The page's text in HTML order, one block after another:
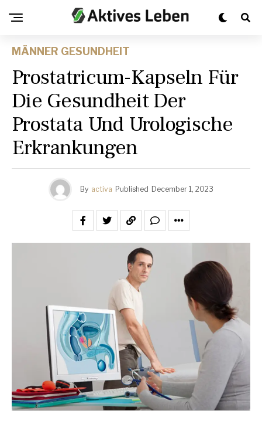
MÄNNER GESUNDHEIT
Prostatricum-Kapseln Für
Die Gesundheit Der
Prostata Und Urologische
Erkrankungen
By activa Published December 1, 2023